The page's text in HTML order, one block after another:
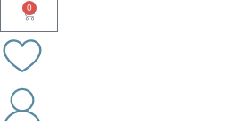
0